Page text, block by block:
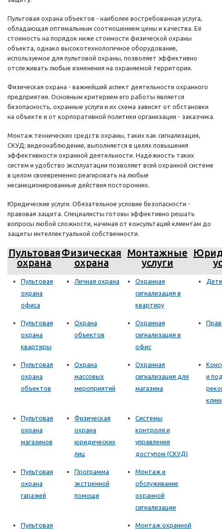
Пультовая охрана объектов - наиболее востребованная услуга,
обладающая оптимальным соотношением цены и качества. Её
стоимость на порядок ниже стоимости физической охраны
объекта, однако высокотехнологичное оборудование,
используемое для пультовой охраны, позволяет эффективно
отслеживать любые изменения на охраняемой территории.
Физическая охрана - важнейший аспект деятельности охранного
предприятия. Основным критерием его работы является
безопасность, охранные услуги и их схема зависят от обстановки
на объекте и от корпоративной политики организации - заказчика.
Монтаж технических средств охраны, таких как сигнализация,
СКУД; видеонаблюдение, выполняется в целях повышения
эффективности охранной деятельности. Надёжность таких
систем и удобство эксплуатации позволяет всей охранной системе
в целом своевременно реагировать на любые
несанкционированные действия посторонних.
Юридические услуги. Обязательное условие безопасности -
правовая защита. Специалисты готовы эффективно решать
вопросы любой сложности, начиная от консультаций клиентам до
защиты интеллектуальной собственности.
Пультовая
охрана
Физическая
охрана
Монтажные
услуги
Пультовая
охрана
офиса
Личная охрана
Охранная
сигнализация в
квартиру
Пультовая
охрана
квартиры
Охрана
объектов
Охранная
сигнализация в
офис
Пультовая
охрана
объектов
Охрана
массовых
мероприятий
Охранная
сигнализация для
магазина
и
Пультовая
охрана
магазинов
Физическая
охрана
юридических
лиц
Системы
контроля и
управления
доступом (СКУД)
Пультовая
охрана
гаражей
Программа
экстренной
помощи
Монтаж и
обслуживание
охранной
сигнализации
Пультовая Монтаж охранной